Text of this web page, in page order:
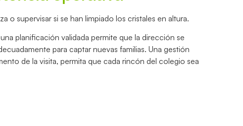
supervisar si se han limpiado los cristales en altura.
planificación validada permite que la dirección se
para captar nuevas familias. Una gestión
de la visita, permita que cada rincón del colegio sea